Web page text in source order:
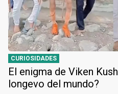
CURIOSIDADES
El enigma de Viken
longevo del mundo?